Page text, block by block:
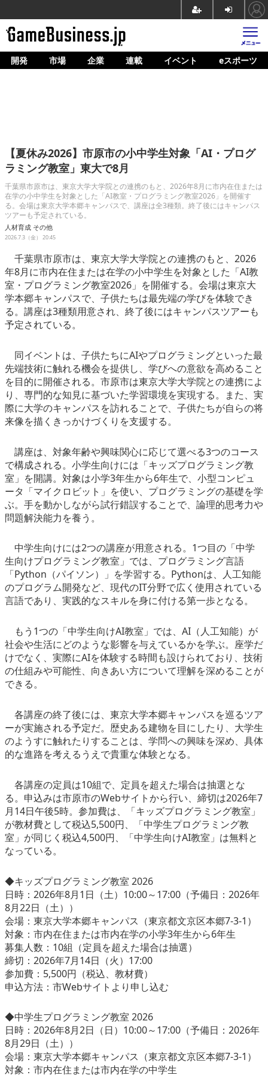
ホーム
企業動向
人材育成
産業政策
連載
イベント/セミナー
eスポーツ
開発 市場 企業 連載 イベント eスポーツ
【夏休み2026】市原市の小中学生対象「AI・プログ
ラミング教室」東大で8月
千葉県市原市は、東京大学大学院との連携のもと、2026年8月に市内在住または
在学の小中学生を対象とした「AI教室・プログラミング教室2026」を開催す
る。会場は東京大学本郷キャンパスで、講座は全3種類。終了後にはキャンパス
ツアーも予定されている。
人材育成 その他
2026.7.3（金） 20:45
千葉県市原市は、東京大学大学院との連携のもと、2026
年8月に市内在住または在学の小中学生を対象とした「AI教
室・プログラミング教室2026」を開催する。会場は東京大
学本郷キャンパスで、子供たちは最先端の学びを体験でき
る。講座は3種類用意され、終了後にはキャンパスツアーも
予定されている。
同イベントは、子供たちにAIやプログラミングといった最
先端技術に触れる機会を提供し、学びへの意欲を高めること
を目的に開催される。市原市は東京大学大学院との連携によ
り、専門的な知見に基づいた学習環境を実現する。また、実
際に大学のキャンパスを訪れることで、子供たちが自らの将
来像を描くきっかけづくりを支援する。
講座は、対象年齢や興味関心に応じて選べる3つのコース
で構成される。小学生向けには「キッズプログラミング教
室」を開講。対象は小学3年生から6年生で、小型コンピュ
ータ「マイクロビット」を使い、プログラミングの基礎を学
ぶ。手を動かしながら試行錯誤することで、論理的思考力や
問題解決能力を養う。
中学生向けには2つの講座が用意される。1つ目の「中学
生向けプログラミング教室」では、プログラミング言語
「Python（パイソン）」を学習する。Pythonは、人工知能
のプログラム開発など、現代のIT分野で広く使用されている
言語であり、実践的なスキルを身に付ける第一歩となる。
もう1つの「中学生向けAI教室」では、AI（人工知能）が
社会や生活にどのような影響を与えているかを学ぶ。座学だ
けでなく、実際にAIを体験する時間も設けられており、技術
の仕組みや可能性、向きあい方について理解を深めることが
できる。
各講座の終了後には、東京大学本郷キャンパスを巡るツア
ーが実施される予定だ。歴史ある建物を目にしたり、大学生
のようすに触れたりすることは、学問への興味を深め、具体
的な進路を考えるうえで貴重な体験となる。
各講座の定員は10組で、定員を超えた場合は抽選とな
る。申込みは市原市のWebサイトから行い、締切は2026年7
月14日午後5時。参加費は、「キッズプログラミング教室」
が教材費として税込5,500円、「中学生プログラミング教
室」が同じく税込4,500円、「中学生向けAI教室」は無料と
なっている。
◆キッズプログラミング教室 2026
日時：2026年8月1日（土）10:00～17:00（予備日：2026年
8月22日（土））
会場：東京大学本郷キャンパス（東京都文京区本郷7-3-1）
対象：市内在住または市内在学の小学3年生から6年生
募集人数：10組（定員を超えた場合は抽選）
締切：2026年7月14日（火）17:00
参加費：5,500円（税込、教材費）
申込方法：市Webサイトより申し込む
◆中学生プログラミング教室 2026
日時：2026年8月2日（日）10:00～17:00（予備日：2026年
8月29日（土））
会場：東京大学本郷キャンパス（東京都文京区本郷7-3-1）
対象：市内在住または市内在学の中学生